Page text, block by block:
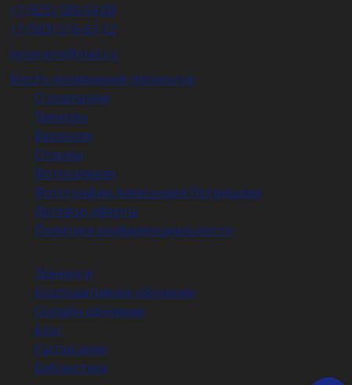
+7 (925) 589-54-08
+7 (903) 516-67-12
igrox-pro@mail.ru
Место проведения тренингов
О компании
Тренеры
Вакансии
Отзывы
Фотогалерея
Фотографии Александра Петрищева
Договор оферты
Политика конфиденциальности
Тренинги
Корпоративное обучение
Онлайн обучение
Блог
Расписание
Библиотека